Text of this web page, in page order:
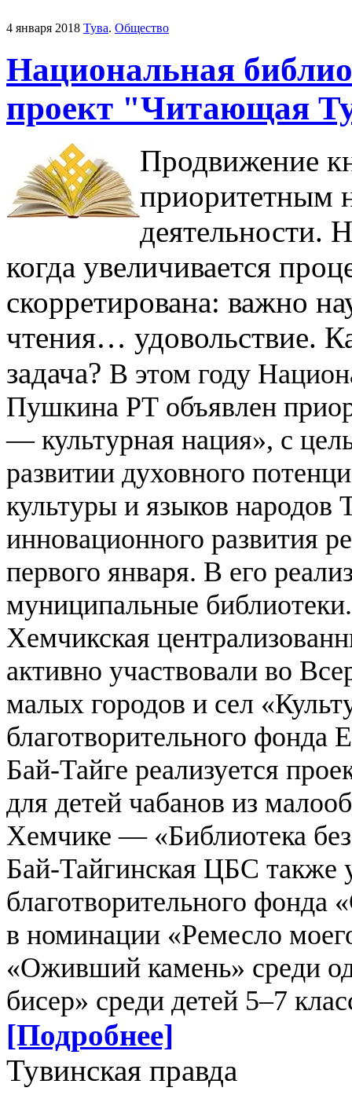
4 января 2018 Тува. Общество
Национальная
проект "Читающая
Продвижение
приоритетным
деятельности.
когда увеличивается
скорретирована: важно
чтения… удовольствие.
задача? В этом году
Пушкина РТ объявлен
— культурная нация», с
развитии духовного
культуры и языков народов
инновационного развития
первого января. В его
муниципальные
Хемчикская
активно участвовали во
малых городов и сел
благотворительного
Бай-Тайге реализуется
для детей чабанов из
Хемчике — «Библиотека
Бай-Тайгинская ЦБС также
благотворительного
в номинации «Ремесло
«Оживший камень» среди
бисер» среди детей 5–7
[Подробнее]
Тувинская правда